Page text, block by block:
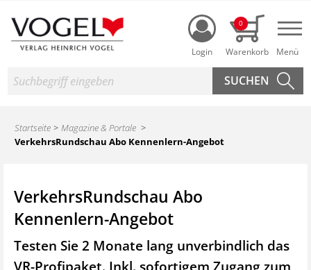
Login
0
Suche
Startseite
Magazine & Portale
VerkehrsRundschau Abo Kennenlern-Angebot
VerkehrsRundschau Abo
Kennenlern-Angebot
Testen Sie 2 Monate lang unverbindlich das
VR-Profipaket. Inkl. sofortigem Zugang zum